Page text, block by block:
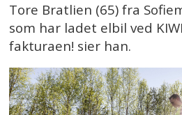
Tore Bratlien (65) fra
som har ladet elbil ved
fakturaen! sier han.